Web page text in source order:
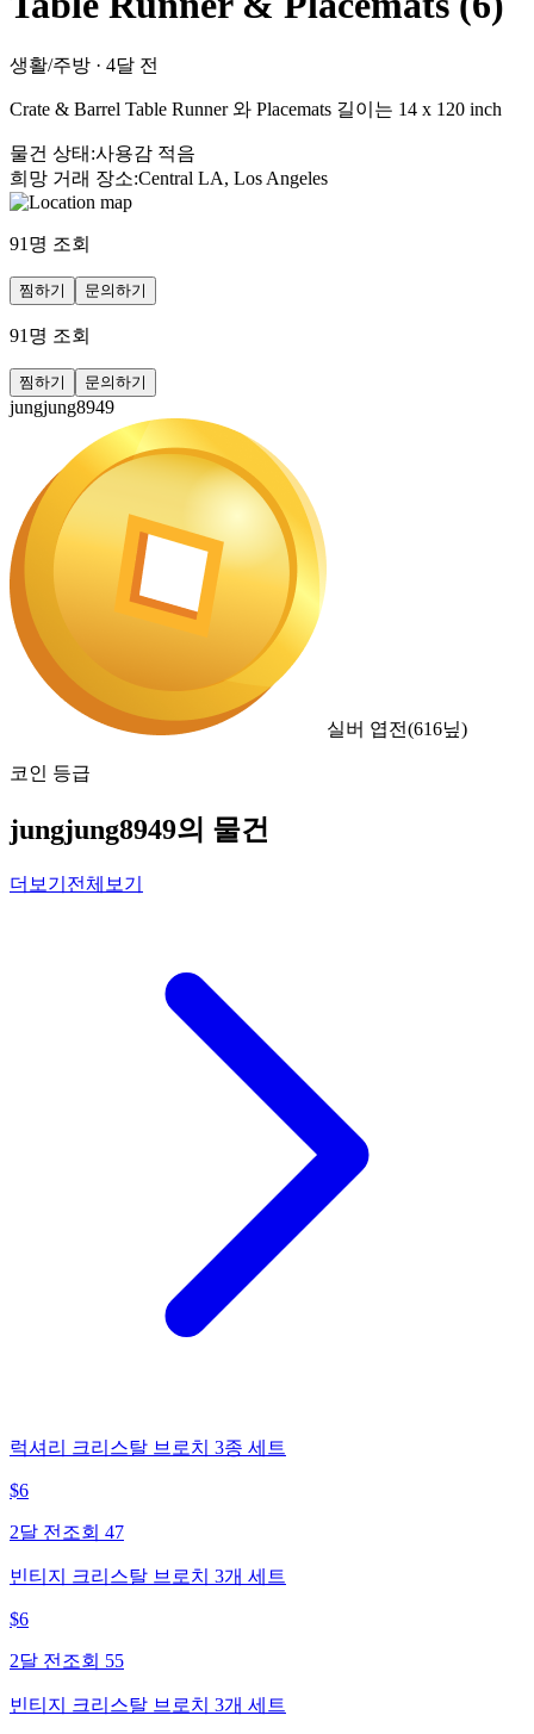
생활/주방 · 4달 전
Crate & Barrel Table Runner 와 Placemats 길이는 14 x 120 inch
물건 상태 :사용감 적음
희망 거래 장소:Central LA, Los Angeles
91 명 조회
찜하기 문의하기
91 명 조회
찜하기 문의하기
jungjung8949
실버 엽전(616닢)
코인 등급
jungjung8949의 물건
더보기 전체보기
럭셔리 크리스탈 브로치 3종 세트
$6
2달 전 조회 47
빈티지 크리스탈 브로치 3개 세트
$6
2달 전 조회 55
빈티지 크리스탈 브로치 3개 세트